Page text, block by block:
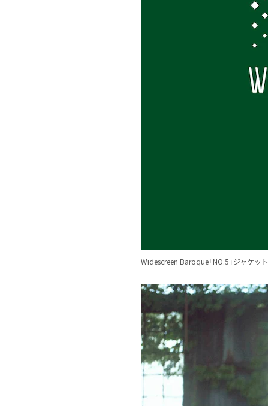
Widescreen Baroque「NO.5」ジャケット